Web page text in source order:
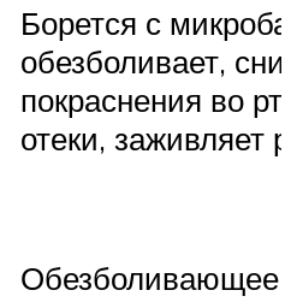
Борется с
обезболивает,
покраснения во
отеки, заживляет
Обезболивающее